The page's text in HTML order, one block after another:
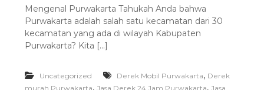
6
J
a
s
a
w
Mengenal Purwakarta Tahukah Anda bahwa
Purwakarta adalah salah satu kecamatan dari 30
kecamatan yang ada di wilayah Kabupaten
Purwakarta? Kita […]
Uncategorized Derek Mobil Purwakarta, Derek
murah Purwakarta, Jasa Derek 24 Jam Purwakarta, Jasa